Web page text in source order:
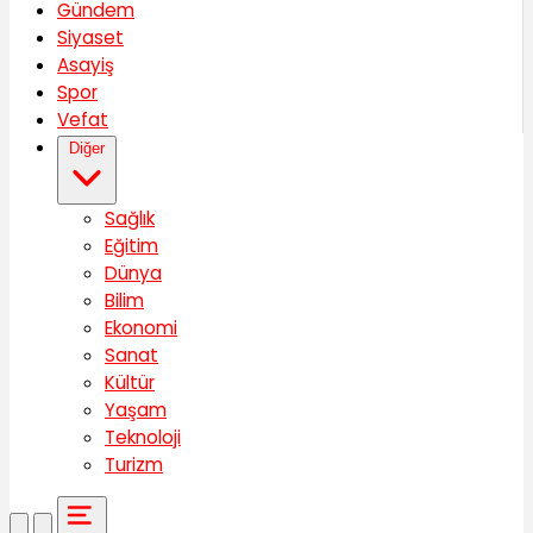
Gündem
Siyaset
Asayiş
Spor
Vefat
Diğer
Sağlık
Eğitim
Dünya
Bilim
Ekonomi
Sanat
Kültür
Yaşam
Teknoloji
Turizm